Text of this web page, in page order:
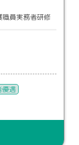
員実務者研修
優遇